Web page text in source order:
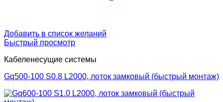
Добавить в список желаний
Быстрый просмотр
Кабеленесущие системы
Gq500-100 S0.8 L2000, лоток замковый (быстрый монтаж)